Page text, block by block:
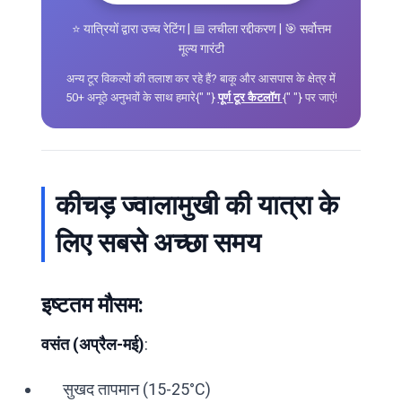
⭐ यात्रियों द्वारा उच्च रेटिंग | 📅 लचीला रद्दीकरण | 🎯 सर्वोत्तम
मूल्य गारंटी
अन्य टूर विकल्पों की तलाश कर रहे हैं? बाकू और आसपास के क्षेत्र में
50+ अनूठे अनुभवों के साथ हमारे{" "} पूर्ण टूर कैटलॉग{" "} पर जाएं!
कीचड़ ज्वालामुखी की यात्रा के
लिए सबसे अच्छा समय
इष्टतम मौसम:
वसंत (अप्रैल-मई):
सुखद तापमान (15-25°C)